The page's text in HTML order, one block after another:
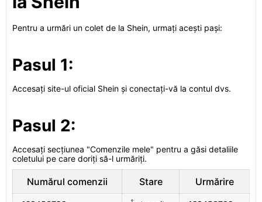
Pentru a urmări un colet de la Shein, urmați acești pași:
Pasul 1:
Accesați site-ul oficial Shein și conectați-vă la contul dvs.
Pasul 2:
Accesați secțiunea "Comenzile mele" pentru a găsi detaliile
coletului pe care doriți să-l urmăriți.
Numărul comenzii Stare Urmărire